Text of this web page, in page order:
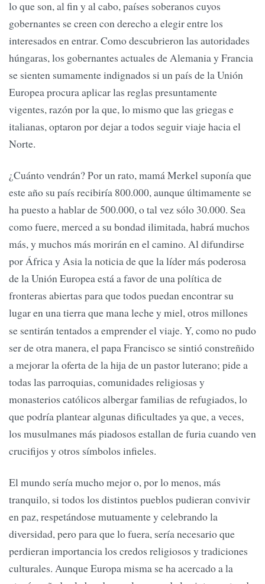
lo que son, al fin y al cabo, países soberanos cuyos
gobernantes se creen con derecho a elegir entre los
interesados en entrar. Como descubrieron las autoridades
húngaras, los gobernantes actuales de Alemania y Francia
se sienten sumamente indignados si un país de la Unión
Europea procura aplicar las reglas presuntamente
vigentes, razón por la que, lo mismo que las griegas e
italianas, optaron por dejar a todos seguir viaje hacia el
Norte.
¿Cuánto vendrán? Por un rato, mamá Merkel suponía que
este año su país recibiría 800.000, aunque últimamente se
ha puesto a hablar de 500.000, o tal vez sólo 30.000. Sea
como fuere, merced a su bondad ilimitada, habrá muchos
más, y muchos más morirán en el camino. Al difundirse
por África y Asia la noticia de que la líder más poderosa
de la Unión Europea está a favor de una política de
fronteras abiertas para que todos puedan encontrar su
lugar en una tierra que mana leche y miel, otros millones
se sentirán tentados a emprender el viaje. Y, como no pudo
ser de otra manera, el papa Francisco se sintió constreñido
a mejorar la oferta de la hija de un pastor luterano; pide a
todas las parroquias, comunidades religiosas y
monasterios católicos albergar familias de refugiados, lo
que podría plantear algunas dificultades ya que, a veces,
los musulmanes más piadosos estallan de furia cuando ven
crucifijos y otros símbolos infieles.
El mundo sería mucho mejor o, por lo menos, más
tranquilo, si todos los distintos pueblos pudieran convivir
en paz, respetándose mutuamente y celebrando la
diversidad, pero para que lo fuera, sería necesario que
perdieran importancia los credos religiosos y tradiciones
culturales. Aunque Europa misma se ha acercado a la